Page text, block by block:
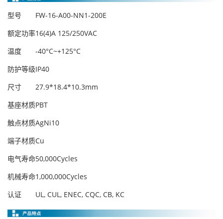
型号
FW-16-A00-NN1-200E
额定功率16(4)A 125/250VAC
温度
-40°C~+125°C
防护等级IP40
尺寸
27.9*18.4*10.3mm
基座材质PBT
触点材质AgNi10
端子材质Cu
电气寿命50,000Cycles
机械寿命1,000,000Cycles
认证
UL, CUL, ENEC, CQC, CB, KC